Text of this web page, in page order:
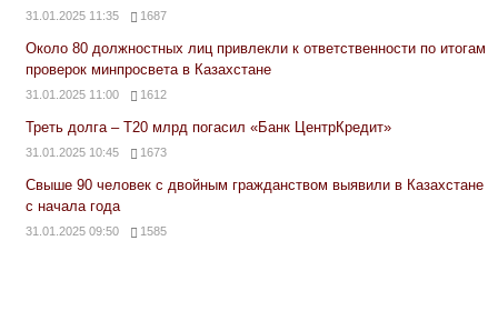
31.01.2025 11:35 1687
Около 80 должностных лиц привлекли к ответственности по итогам
проверок минпросвета в Казахстане
31.01.2025 11:00 1612
Треть долга – Т20 млрд погасил «Банк ЦентрКредит»
31.01.2025 10:45 1673
Свыше 90 человек с двойным гражданством выявили в Казахстане
с начала года
31.01.2025 09:50 1585